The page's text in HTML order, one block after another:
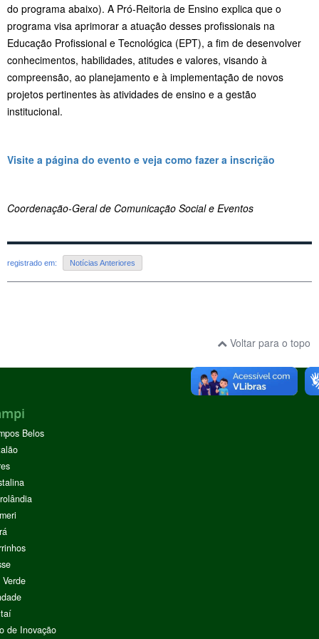
do programa abaixo). A Pró-Reitoria de Ensino explica que o
programa visa aprimorar a atuação desses profissionais na
Educação Profissional e Tecnológica (EPT), a fim de desenvolver
conhecimentos, habilidades, atitudes e valores, visando à
compreensão, ao planejamento e à implementação de novos
projetos pertinentes às atividades de ensino e a gestão
institucional.
Visite a página do evento e veja como fazer a inscrição
Coordenação-Geral de Comunicação Social e Eventos
registrado em: Notícias Anteriores
Voltar para o topo
Belos
de Inovação